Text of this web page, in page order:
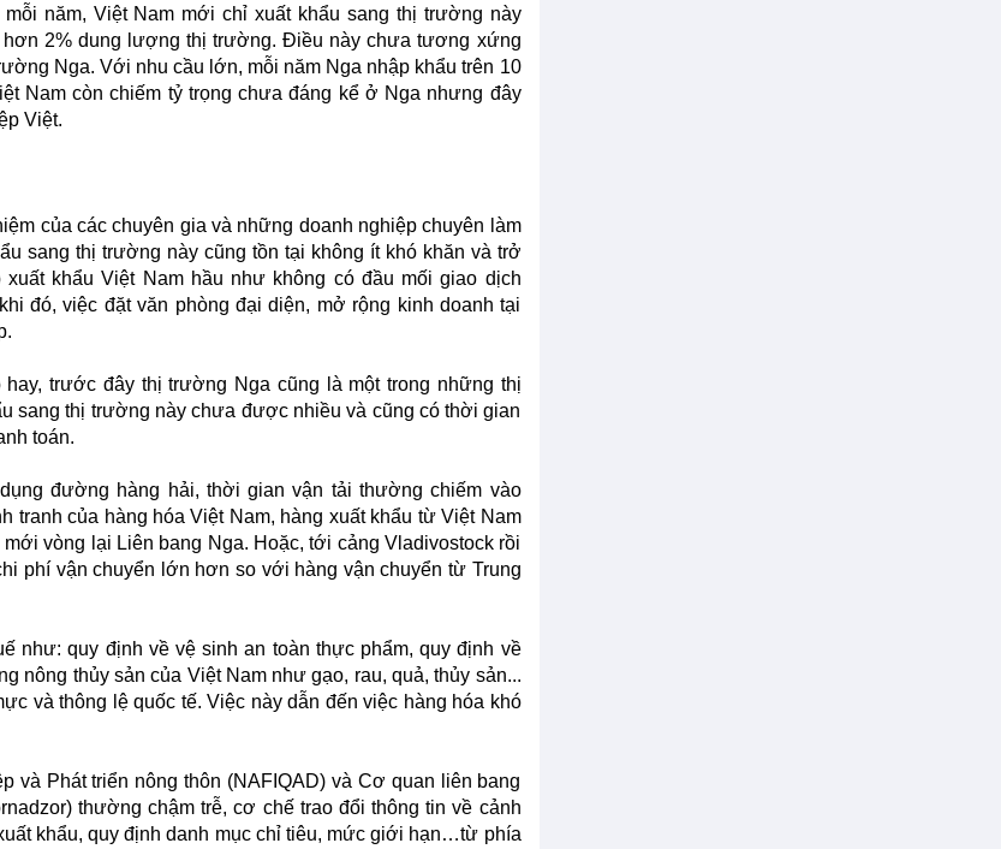
năm, Việt Nam mới chỉ xuất khẩu sang thị trường này
2% dung lượng thị trường. Điều này chưa tương xứng
Nga. Với nhu cầu lớn, mỗi năm Nga nhập khẩu trên 10
Nam còn chiếm tỷ trọng chưa đáng kể ở Nga nhưng đây
Việt.
của các chuyên gia và những doanh nghiệp chuyên làm
sang thị trường này cũng tồn tại không ít khó khăn và trở
khẩu Việt Nam hầu như không có đầu mối giao dịch
đó, việc đặt văn phòng đại diện, mở rộng kinh doanh tại
trước đây thị trường Nga cũng là một trong những thị
sang thị trường này chưa được nhiều và cũng có thời gian
toán.
đường hàng hải, thời gian vận tải thường chiếm vào
tranh của hàng hóa Việt Nam, hàng xuất khẩu từ Việt Nam
vòng lại Liên bang Nga. Hoặc, tới cảng Vladivostock rồi
phí vận chuyển lớn hơn so với hàng vận chuyển từ Trung
như: quy định về vệ sinh an toàn thực phẩm, quy định về
nông thủy sản của Việt Nam như gạo, rau, quả, thủy sản...
và thông lệ quốc tế. Việc này dẫn đến việc hàng hóa khó
và Phát triển nông thôn (NAFIQAD) và Cơ quan liên bang
thường chậm trễ, cơ chế trao đổi thông tin về cảnh
khẩu, quy định danh mục chỉ tiêu, mức giới hạn…từ phía